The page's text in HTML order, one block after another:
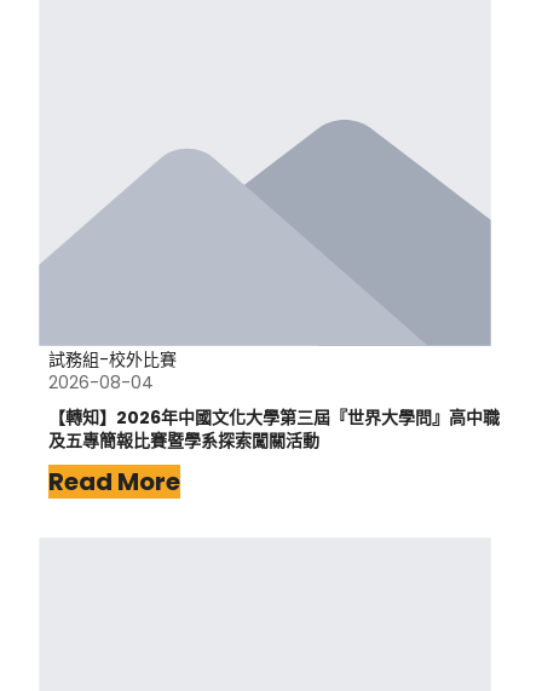
試務組-校外比賽
2026-08-04
【轉知】2026年中國文化大學第三屆『世界大學問』高中職
及五專簡報比賽暨學系探索闖關活動
Read More